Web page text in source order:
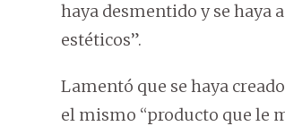
haya desmentido y se haya
estéticos”.
Lamentó que se haya
el mismo “producto que le